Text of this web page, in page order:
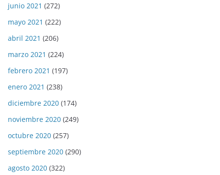
junio 2021 (272)
mayo 2021 (222)
abril 2021 (206)
marzo 2021 (224)
febrero 2021 (197)
enero 2021 (238)
diciembre 2020 (174)
noviembre 2020 (249)
octubre 2020 (257)
septiembre 2020 (290)
agosto 2020 (322)